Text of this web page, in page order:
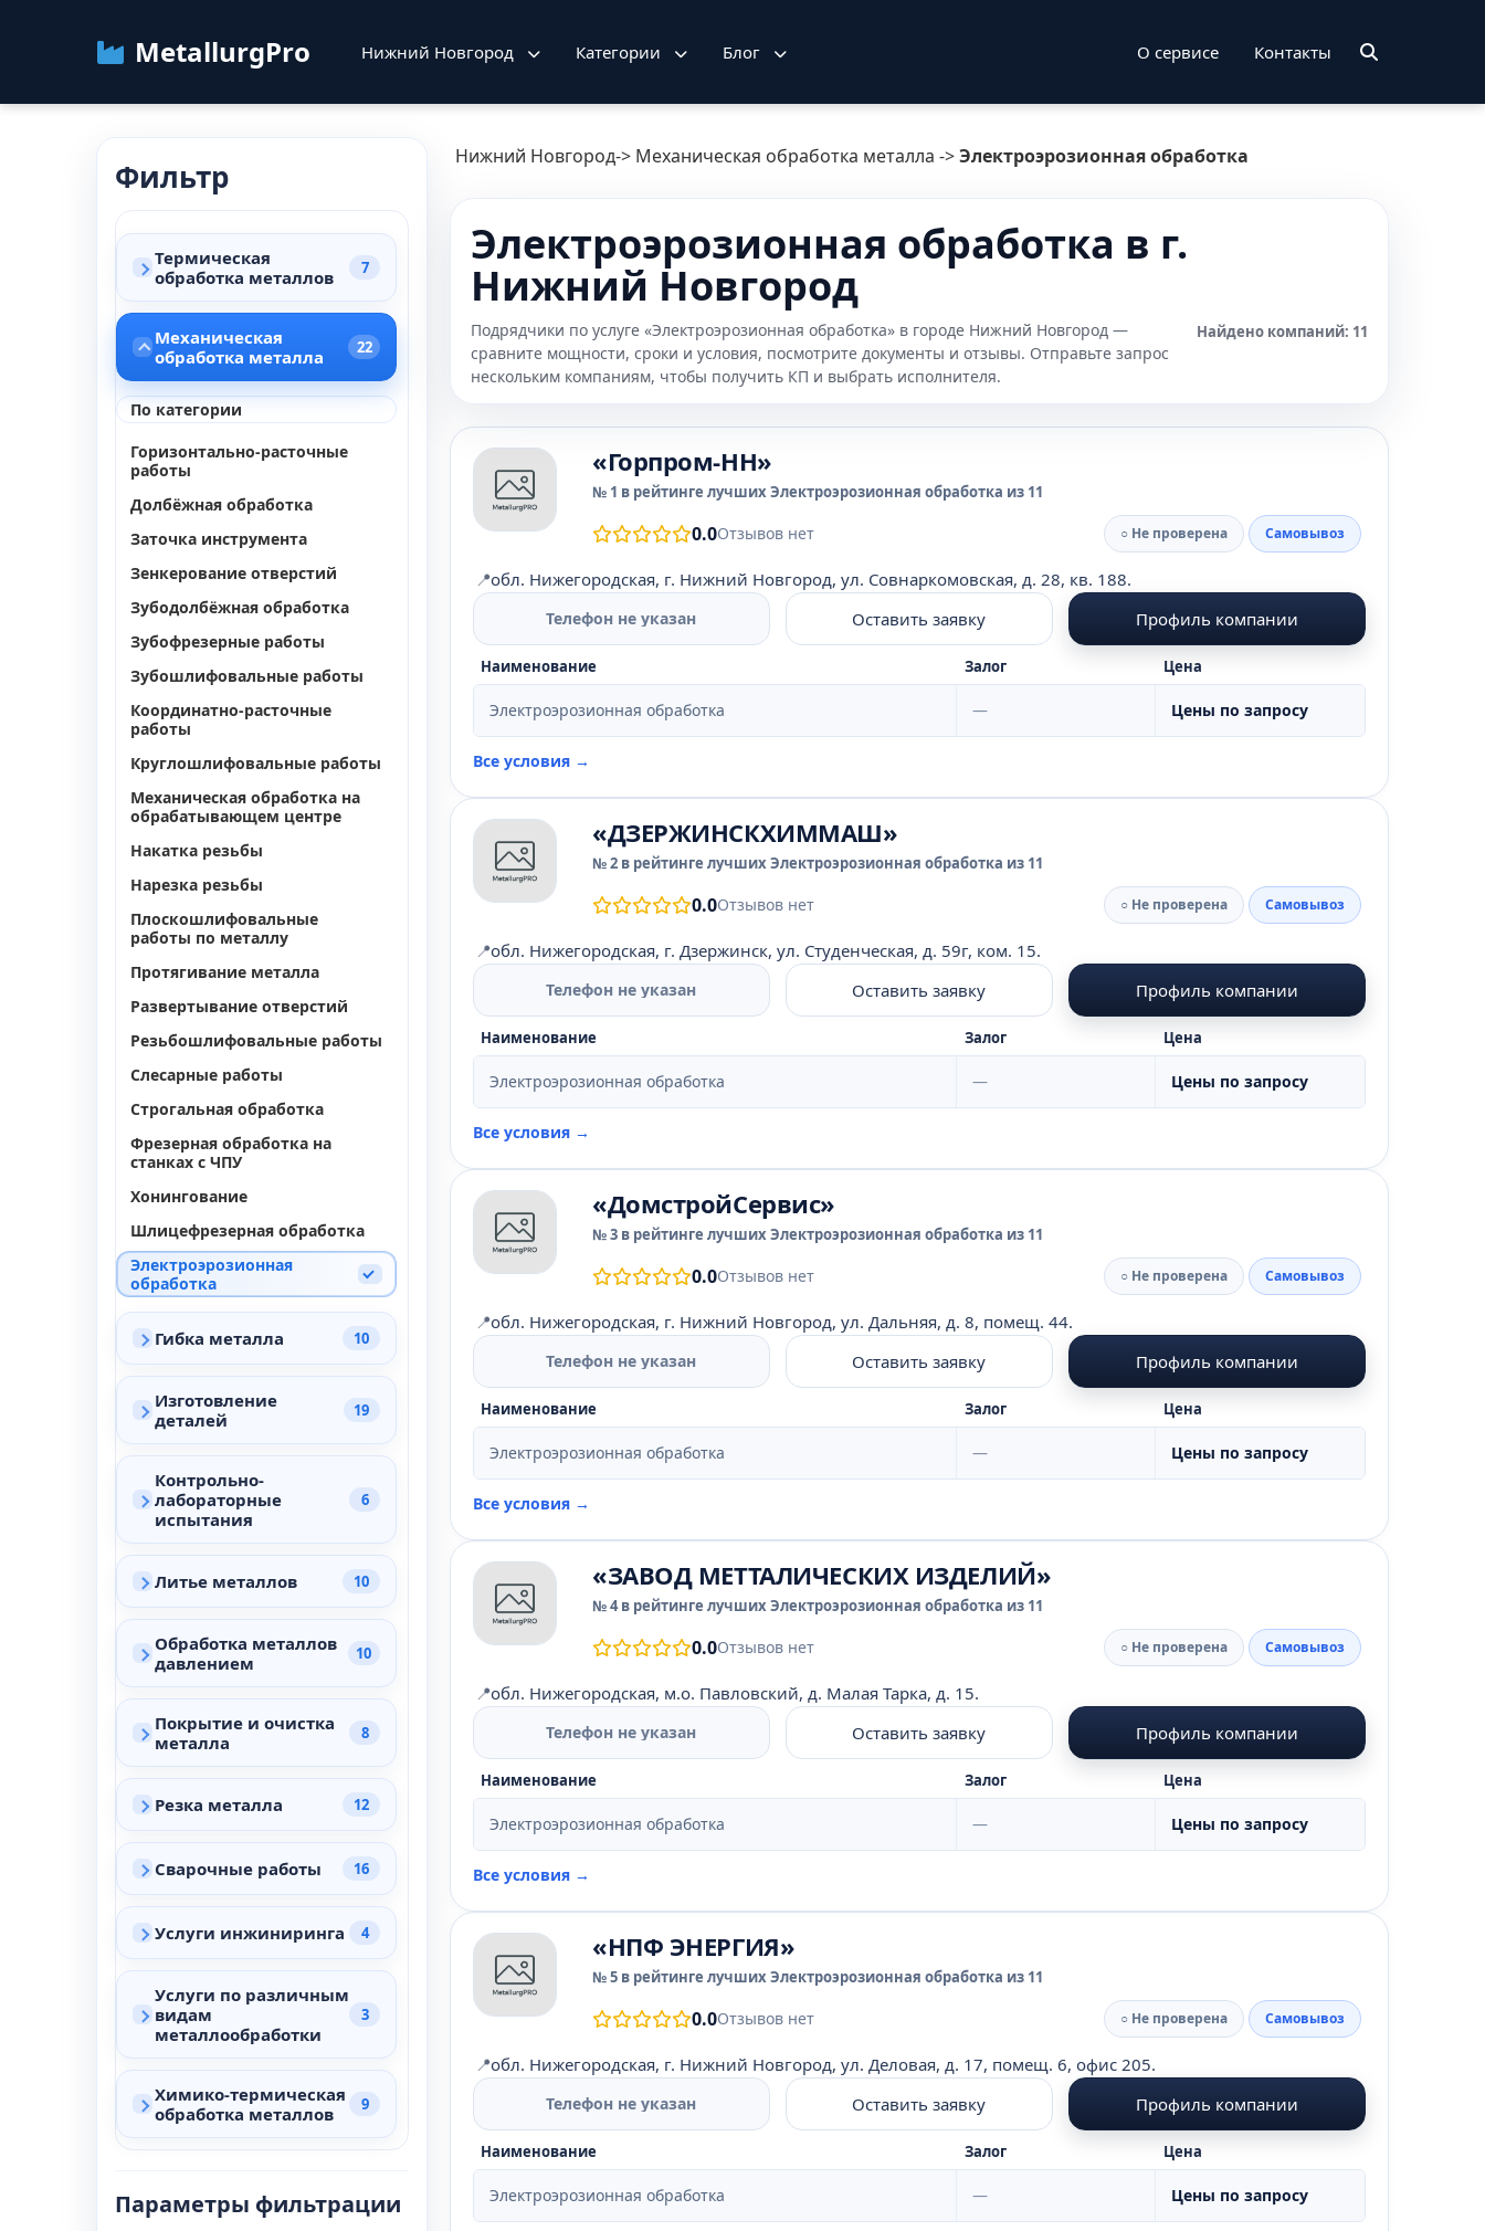
MetallurgPro Нижний Новгород Категории Блог О сервисе Контакты
Фильтр
Термическая
обработка металлов
7
Механическая
обработка металла
22
По категории
Горизонтально-расточные
работы
Долбёжная обработка
Заточка инструмента
Зенкерование отверстий
Зубодолбёжная обработка
Зубофрезерные работы
Зубошлифовальные работы
Координатно-расточные
работы
Круглошлифовальные работы
Механическая обработка на
обрабатывающем центре
Накатка резьбы
Нарезка резьбы
Плоскошлифовальные
работы по металлу
Протягивание металла
Развертывание отверстий
Резьбошлифовальные работы
Слесарные работы
Строгальная обработка
Фрезерная обработка на
станках с ЧПУ
Хонингование
Шлицефрезерная обработка
Электроэрозионная
обработка
Гибка металла 10
Изготовление
деталей
19
Контрольно-
лабораторные
испытания
6
Литье металлов 10
Обработка металлов
давлением
10
Покрытие и очистка
металла
8
Резка металла 12
Сварочные работы 16
Услуги инжиниринга 4
Услуги по различным
видам
металлообработки
3
Химико-термическая
обработка металлов
9
Параметры фильтрации
Нижний Новгород-> Механическая обработка металла ->Электроэрозионная обработка
Электроэрозионная обработка в г.
Нижний Новгород
Подрядчики по услуге «Электроэрозионная обработка» в городе Нижний Новгород —
сравните мощности, сроки и условия, посмотрите документы и отзывы. Отправьте запрос
нескольким компаниям, чтобы получить КП и выбрать исполнителя.
Найдено компаний: 11
«Горпром-НН»
№ 1 в рейтинге лучших Электроэрозионная обработка из 11
0.0Отзывов нет ○ Не проверена Самовывоз
📍обл. Нижегородская, г. Нижний Новгород, ул. Совнаркомовская, д. 28, кв. 188.
Телефон не указан Оставить заявку Профиль компании
Наименование Залог Цена
Электроэрозионная обработка — Цены по запросу
Все условия →
«ДЗЕРЖИНСКХИММАШ»
№ 2 в рейтинге лучших Электроэрозионная обработка из 11
0.0Отзывов нет ○ Не проверена Самовывоз
📍обл. Нижегородская, г. Дзержинск, ул. Студенческая, д. 59г, ком. 15.
Телефон не указан Оставить заявку Профиль компании
Наименование Залог Цена
Электроэрозионная обработка — Цены по запросу
Все условия →
«ДомстройСервис»
№ 3 в рейтинге лучших Электроэрозионная обработка из 11
0.0Отзывов нет ○ Не проверена Самовывоз
📍обл. Нижегородская, г. Нижний Новгород, ул. Дальняя, д. 8, помещ. 44.
Телефон не указан Оставить заявку Профиль компании
Наименование Залог Цена
Электроэрозионная обработка — Цены по запросу
Все условия →
«ЗАВОД МЕТТАЛИЧЕСКИХ ИЗДЕЛИЙ»
№ 4 в рейтинге лучших Электроэрозионная обработка из 11
0.0Отзывов нет ○ Не проверена Самовывоз
📍обл. Нижегородская, м.о. Павловский, д. Малая Тарка, д. 15.
Телефон не указан Оставить заявку Профиль компании
Наименование Залог Цена
Электроэрозионная обработка — Цены по запросу
Все условия →
«НПФ ЭНЕРГИЯ»
№ 5 в рейтинге лучших Электроэрозионная обработка из 11
0.0Отзывов нет ○ Не проверена Самовывоз
📍обл. Нижегородская, г. Нижний Новгород, ул. Деловая, д. 17, помещ. 6, офис 205.
Телефон не указан Оставить заявку Профиль компании
Наименование Залог Цена
Электроэрозионная обработка — Цены по запросу